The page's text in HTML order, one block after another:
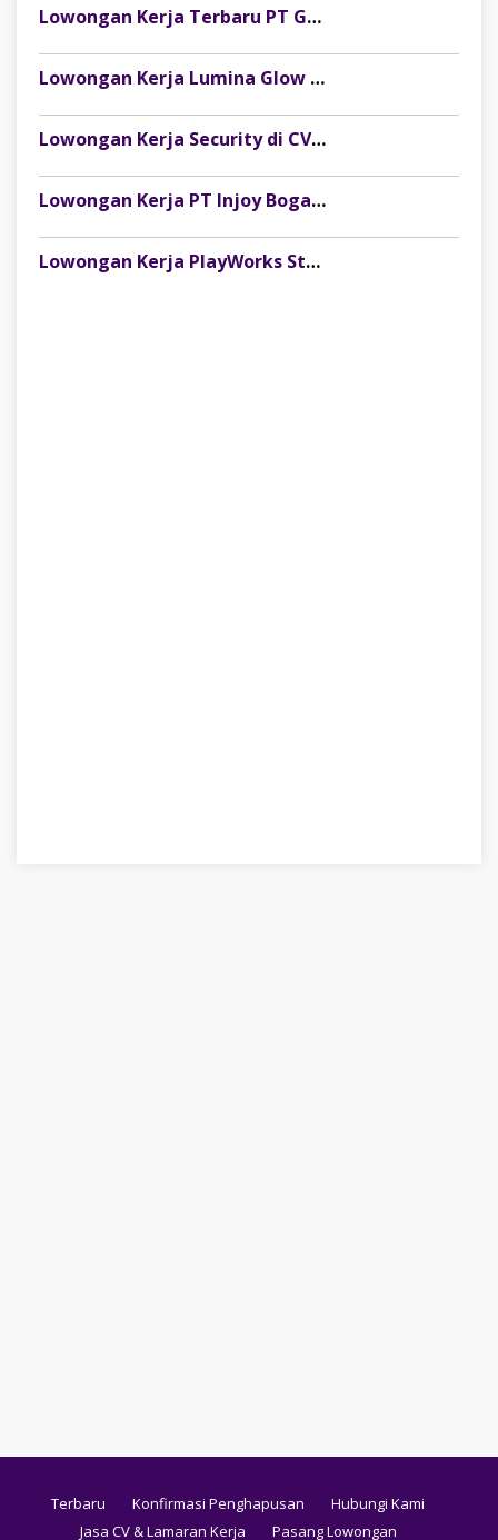
Lowongan Kerja Terbaru PT Gelora Citra Kimia Abadi Palembang
Lowongan Kerja Lumina Glow Clinic & Salon Palembang Terbaru
Lowongan Kerja Security di CV Indosteel Sumber Berkat Palembang
Lowongan Kerja PT Injoy Boga Indonesia (Distributor Es Krim Aice Palembang)
Lowongan Kerja PlayWorks Store Palembang Trade Centre Terbaru
Terbaru Konfirmasi Penghapusan
Hubungi Kami
Jasa CV & Lamaran Kerja
Pasang Lowongan